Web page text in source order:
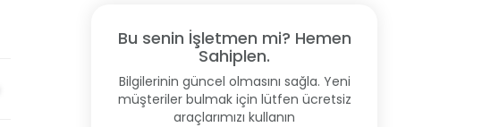
Bu senin İşletmen mi? Hemen
Sahiplen.
Bilgilerinin güncel olmasını sağla. Yeni
müşteriler bulmak için lütfen ücretsiz
araçlarımızı kullanın